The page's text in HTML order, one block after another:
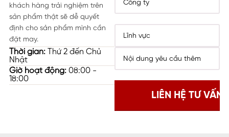
khách hàng trải nghiệm trên
sản phẩm thật sẽ dễ quyết
định cho sản phẩm mình cần
đặt may.
Thời gian:Thứ 2 đến Chủ
Nhật
Giờ hoạt động:08:00 -
18:00